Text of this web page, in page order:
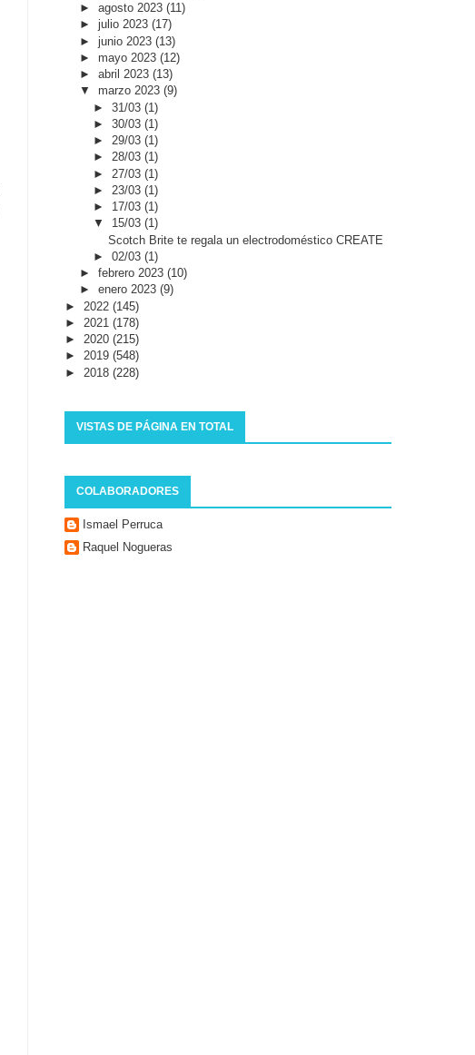
► agosto 2023 (11)
► julio 2023 (17)
► junio 2023 (13)
► mayo 2023 (12)
► abril 2023 (13)
▼ marzo 2023 (9)
►31/03(1)
►30/03(1)
►29/03(1)
►28/03(1)
► 27/03(1)
► 23/03(1)
► 17/03(1)
▼ 15/03(1)
Scotch Brite te regala un electrodoméstico CREATE
►02/03(1)
► febrero 2023 (10)
► enero 2023 (9)
► 2022 (145)
► 2021 (178)
► 2020 (215)
► 2019 (548)
► 2018 (228)
VISTAS DE PÁGINA EN TOTAL
COLABORADORES
Ismael Perruca
Raquel Nogueras